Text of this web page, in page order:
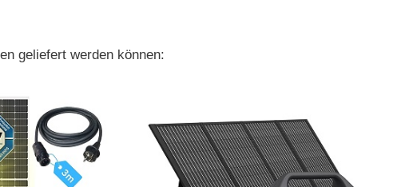
geliefert werden können: